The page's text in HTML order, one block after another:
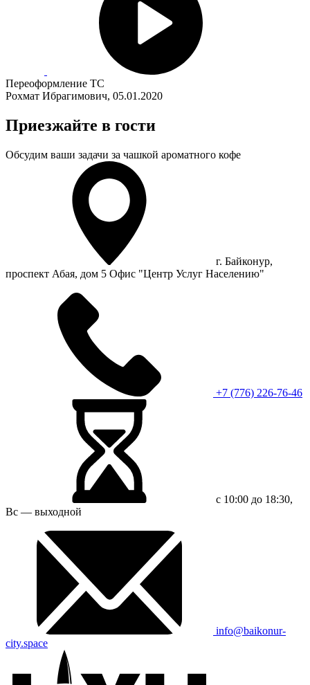
Переоформление ТС
Рохмат Ибрагимович, 05.01.2020
Приезжайте в гости
Обсудим ваши задачи за чашкой ароматного кофе
г. Байконур,
проспект Абая, дом 5 Офис "Центр Услуг Населению"
+7 (776) 226-76-46
с 10:00 до 18:30,
Вс — выходной
info@baikonur-
city.space